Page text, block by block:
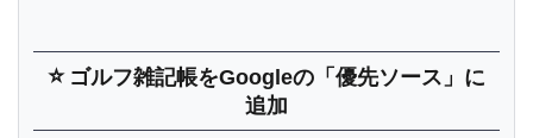
⭐ ゴルフ雑記帳をGoogleの「優先ソース」に
追加